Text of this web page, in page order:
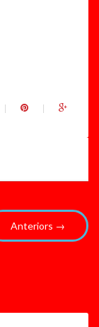
Anteriors →